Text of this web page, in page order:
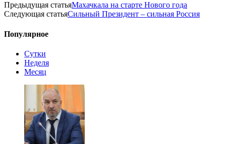
Предыдущая статьяМахачкала на старте Нового года
Следующая статьяСильный Президент – сильная Россия
Популярное
Сутки
Неделя
Месяц